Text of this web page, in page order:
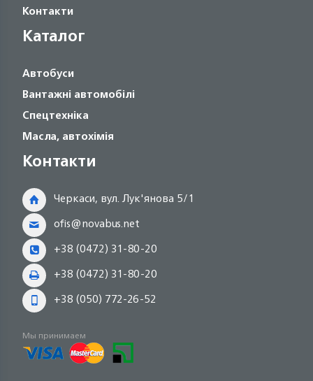
Контакти
Каталог
Автобуси
Вантажні автомобілі
Спецтехніка
Масла, автохімія
Контакти
Черкаси, вул. Лук'янова 5/1
ofis@novabus.net
+38 (0472) 31-80-20
+38 (0472) 31-80-20
+38 (050) 772-26-52
Мы принимаем